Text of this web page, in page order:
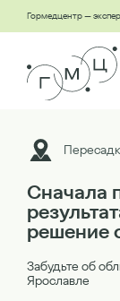
Гормедцентр —
Сначала
решение
Забудьте об
Ярославле